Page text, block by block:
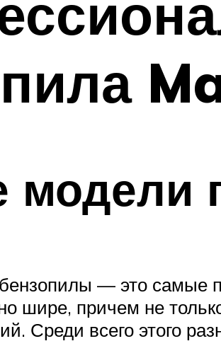
модели
— это самые
шире, причем не
Среди всего этого